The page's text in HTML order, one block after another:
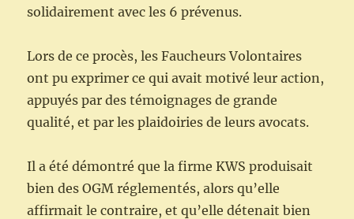
solidairement avec les 6 prévenus.
Lors de ce procès, les Faucheurs Volontaires
ont pu exprimer ce qui avait motivé leur action,
appuyés par des témoignages de grande
qualité, et par les plaidoiries de leurs avocats.
Il a été démontré que la firme KWS produisait
bien des OGM réglementés, alors qu’elle
affirmait le contraire, et qu’elle détenait bien